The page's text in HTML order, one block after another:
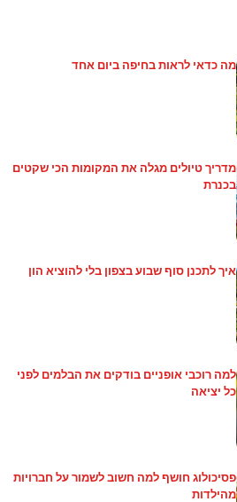
מה כדאי לראות בחיפה ביום אחד
מדריך טיולים מגלה את המקומות הכי שקטים
בכנרת
איך לתכנן סוף שבוע בצפון בלי להוציא הון
למה רוכבי אופניים בודקים את הבלמים לפני
כל יציאה
פסיכולוג חושף למה חשוב לשמור על חברויות
מהילדות